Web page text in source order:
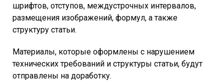
шрифтов, отступов, междустрочных интервалов,
размещения изображений, формул, а также
структуру статьи.
Материалы, которые оформлены с нарушением
технических требований и структуры статьи, будут
отправлены на доработку.